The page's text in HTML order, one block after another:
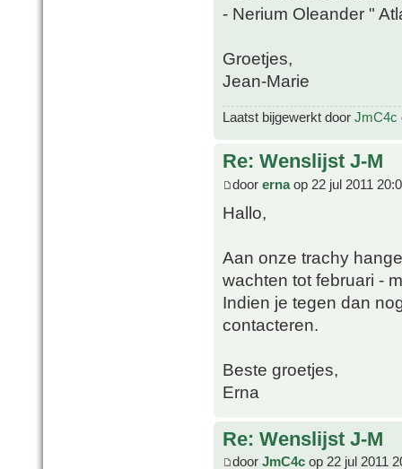
- Nerium Oleander "
Groetjes,
Jean-Marie
Laatst bijgewerkt door JmC4c
Re: Wenslijst J-M
door ernaop 22 jul 2011
Hallo,
Aan onze trachy
wachten tot februari -
Indien je tegen dan
contacteren.
Beste groetjes,
Erna
Re: Wenslijst J-M
door JmC4c op 22 jul 2011